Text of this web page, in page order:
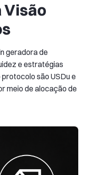
Visão
geradora de
e estratégias
são USDu e
meio de alocação de